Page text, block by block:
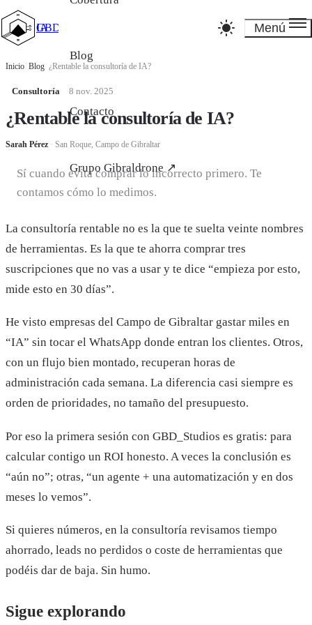
GBD_Studios IA
Blog
Contacto
Grupo Gibraldrone ↗
Menú
Inicio Blog ¿Rentable la consultoría de IA?
Consultoría ·8 nov. 2025
¿Rentable la consultoría de IA?
Sarah Pérez · San Roque, Campo de Gibraltar
Sí cuando evita comprar lo incorrecto primero. Te
contamos cómo lo medimos.
La consultoría rentable no es la que te suelta veinte nombres
de herramientas. Es la que te ahorra comprar tres
suscripciones que no vas a usar y te dice “empieza por esto,
mide esto en 30 días”.
He visto empresas del Campo de Gibraltar gastar miles en
“IA” sin tocar el WhatsApp donde entran los clientes. Otros,
con un flujo bien montado, recuperan horas de
administración cada semana. La diferencia casi siempre es
orden de prioridades, no tamaño del presupuesto.
Por eso la primera sesión con GBD_Studios es gratis: para
calcular contigo un ROI honesto. A veces la conclusión es
“aún no”; otras, “un agente + una automatización y en dos
meses lo vemos”.
Si quieres números, en la consultoría revisamos tiempo
ahorrado, leads no perdidos o coste de herramientas que
podéis dar de baja. Sin humo.
Sigue explorando